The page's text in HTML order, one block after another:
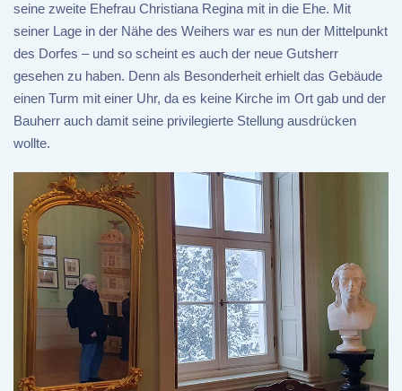
seine zweite Ehefrau Christiana Regina mit in die Ehe. Mit
seiner Lage in der Nähe des Weihers war es nun der Mittelpunkt
des Dorfes – und so scheint es auch der neue Gutsherr
gesehen zu haben. Denn als Besonderheit erhielt das Gebäude
einen Turm mit einer Uhr, da es keine Kirche im Ort gab und der
Bauherr auch damit seine privilegierte Stellung ausdrücken
wollte.